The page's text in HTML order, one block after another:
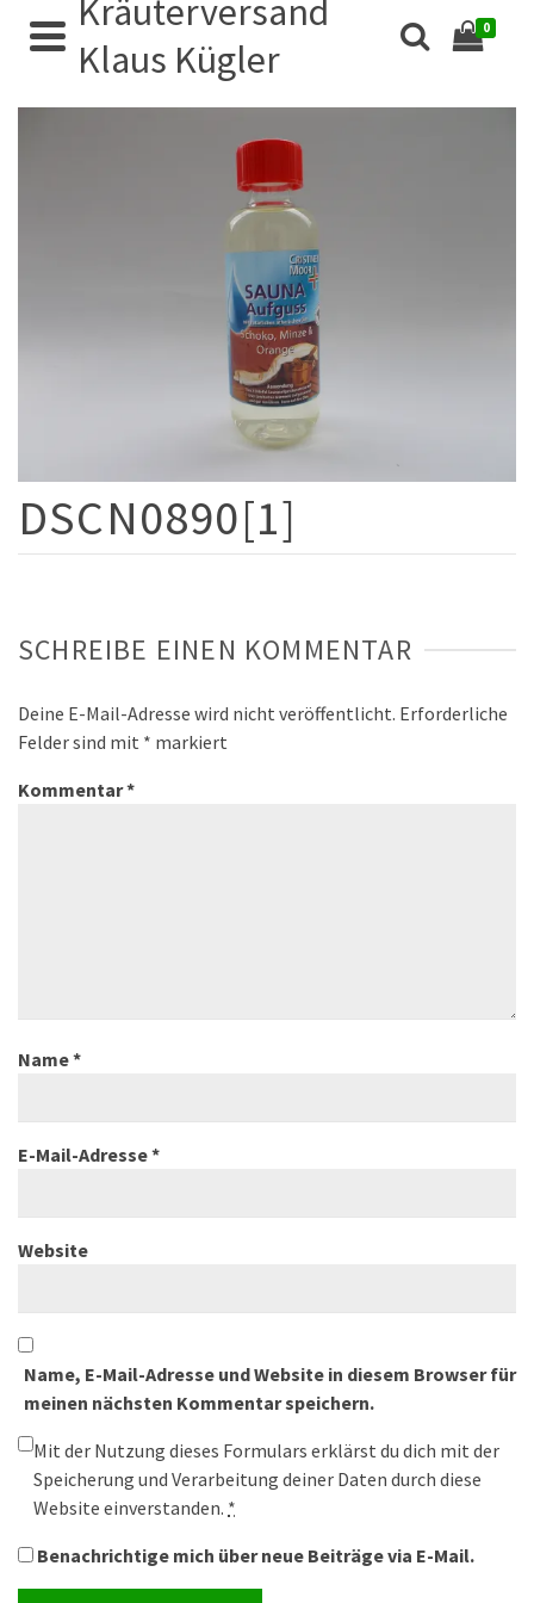
Kräuterversand
Klaus Kügler
0
DSCN0890[1]
SCHREIBE EINEN KOMMENTAR
Deine E-Mail-Adresse wird nicht veröffentlicht. Erforderliche
Felder sind mit * markiert
Kommentar*
Name*
E-Mail-Adresse*
Website
Name, E-Mail-Adresse und Website in diesem Browser für
meinen nächsten Kommentar speichern.
Mit der Nutzung dieses Formulars erklärst du dich mit der
Speicherung und Verarbeitung deiner Daten durch diese
Website einverstanden. *
Benachrichtige mich über neue Beiträge via E-Mail.